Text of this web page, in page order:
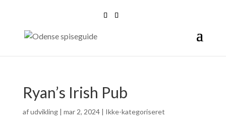
Ryan’s Irish Pub
afudvikling| mar 2, 2024| Ikke-kategoriseret